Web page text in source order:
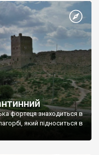
фортеця знаходиться в
який підноситься в